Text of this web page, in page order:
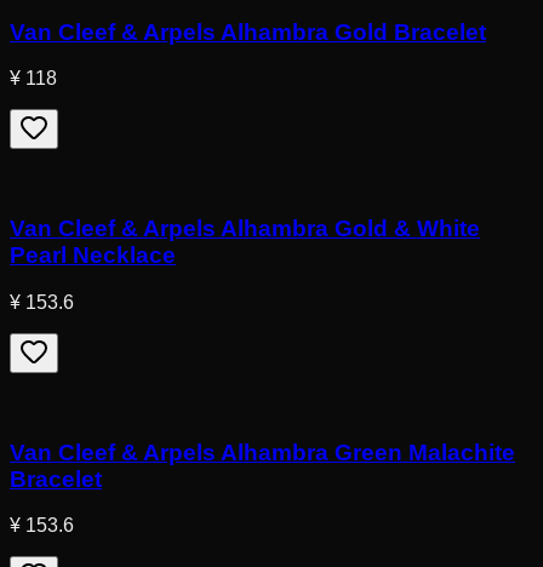
Van Cleef & Arpels Alhambra Gold Bracelet
¥ 118
Van Cleef & Arpels Alhambra Gold & White
Pearl Necklace
¥ 153.6
Van Cleef & Arpels Alhambra Green Malachite
Bracelet
¥ 153.6